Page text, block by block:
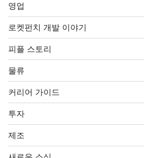
영업
로켓펀치 개발 이야기
피플 스토리
물류
커리어 가이드
투자
제조